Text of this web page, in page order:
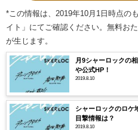
*この情報は、2019年10月1日時点の
イト」にてご確認ください。無料お
が生じます。
月9シャーロックの
や公式HP！
2019.8.10
シャーロックのロケ
目撃情報は？
2019.8.10